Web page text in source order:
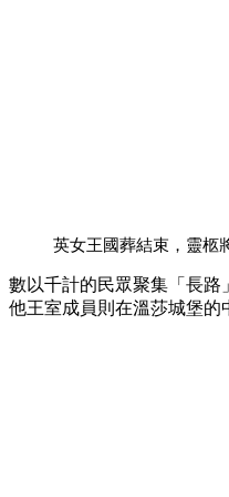
英女王國葬結束，靈柩
數以千計的民眾聚集「長
他王室成員則在溫莎城堡的